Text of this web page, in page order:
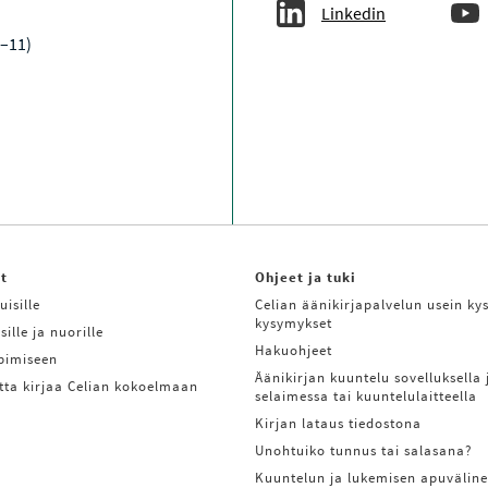
Linkedin
ja nuorille
kirjaa Celian kokoelmaan
Ohjeet ja tuki
Celian äänikirjapalvelun usein
kysymykset
Hakuohjeet
Äänikirjan kuuntelu sovelluksella
selaimessa tai kuuntelulaitteella
Kirjan lataus tiedostona
Unohtuiko tunnus tai salasana?
Kuuntelun ja lukemisen